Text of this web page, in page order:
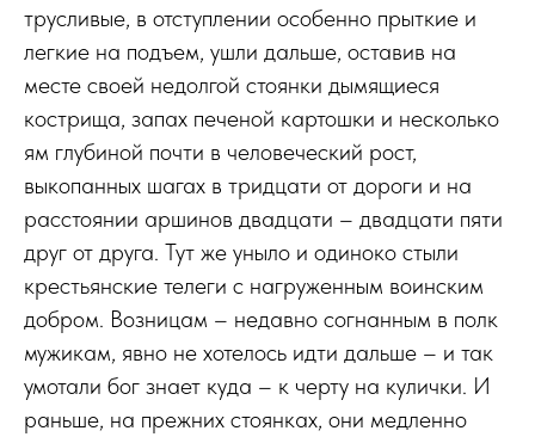
трусливые, в отступлении особенно прыткие и
легкие на подъем, ушли дальше, оставив на
месте своей недолгой стоянки дымящиеся
кострища, запах печеной картошки и несколько
ям глубиной почти в человеческий рост,
выкопанных шагах в тридцати от дороги и на
расстоянии аршинов двадцати – двадцати пяти
друг от друга. Тут же уныло и одиноко стыли
крестьянские телеги с нагруженным воинским
добром. Возницам – недавно согнанным в полк
мужикам, явно не хотелось идти дальше – и так
умотали бог знает куда – к черту на кулички. И
раньше, на прежних стоянках, они медленно